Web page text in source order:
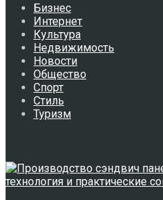
Бизнес
Интернет
Культура
Недвижимость
Новости
Общество
Спорт
Стиль
Туризм